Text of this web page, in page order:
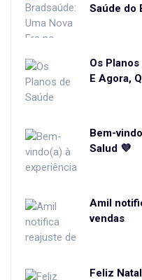
Saúde do
Os
E Agora,
Bem-
Salud 💜
Amil
vendas
Feliz